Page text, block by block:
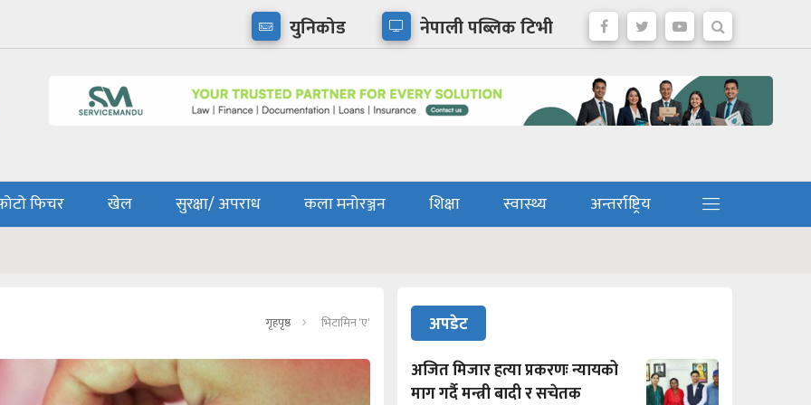
युनिकोड नेपाली पब्लिक टिभी
फिचर खेल सुरक्षा/ अपराध कला मनोरञ्जन शिक्षा स्वास्थ्य
अन्तर्राष्ट्रिय
गृहपृष्ठ भिटामिन ‘ए’
अपडेट
अजित मिजार हत्या प्रकरणः न्यायको
माग गर्दै मन्त्री बादी र सचेतक